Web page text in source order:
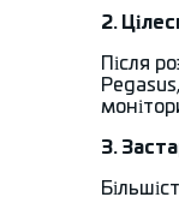
2.
Після
3.